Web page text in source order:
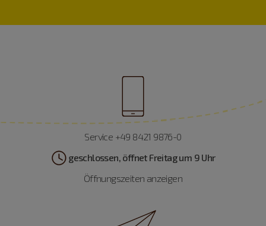
Service +49 8421 9876-0
geschlossen, öffnet Freitag um 9 Uhr
Öffnungszeiten anzeigen